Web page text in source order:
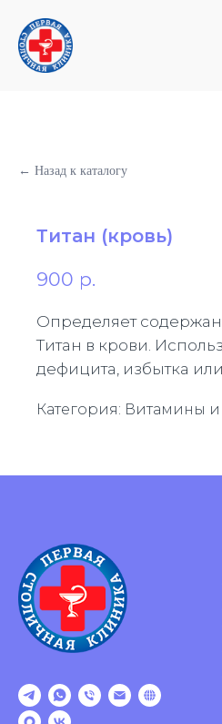
Первая Столичная Клиника
← Назад к каталогу
Титан (кровь)
900 р.
Определяет
Титан в крови.
дефицита, избытка
Категория: Витамины